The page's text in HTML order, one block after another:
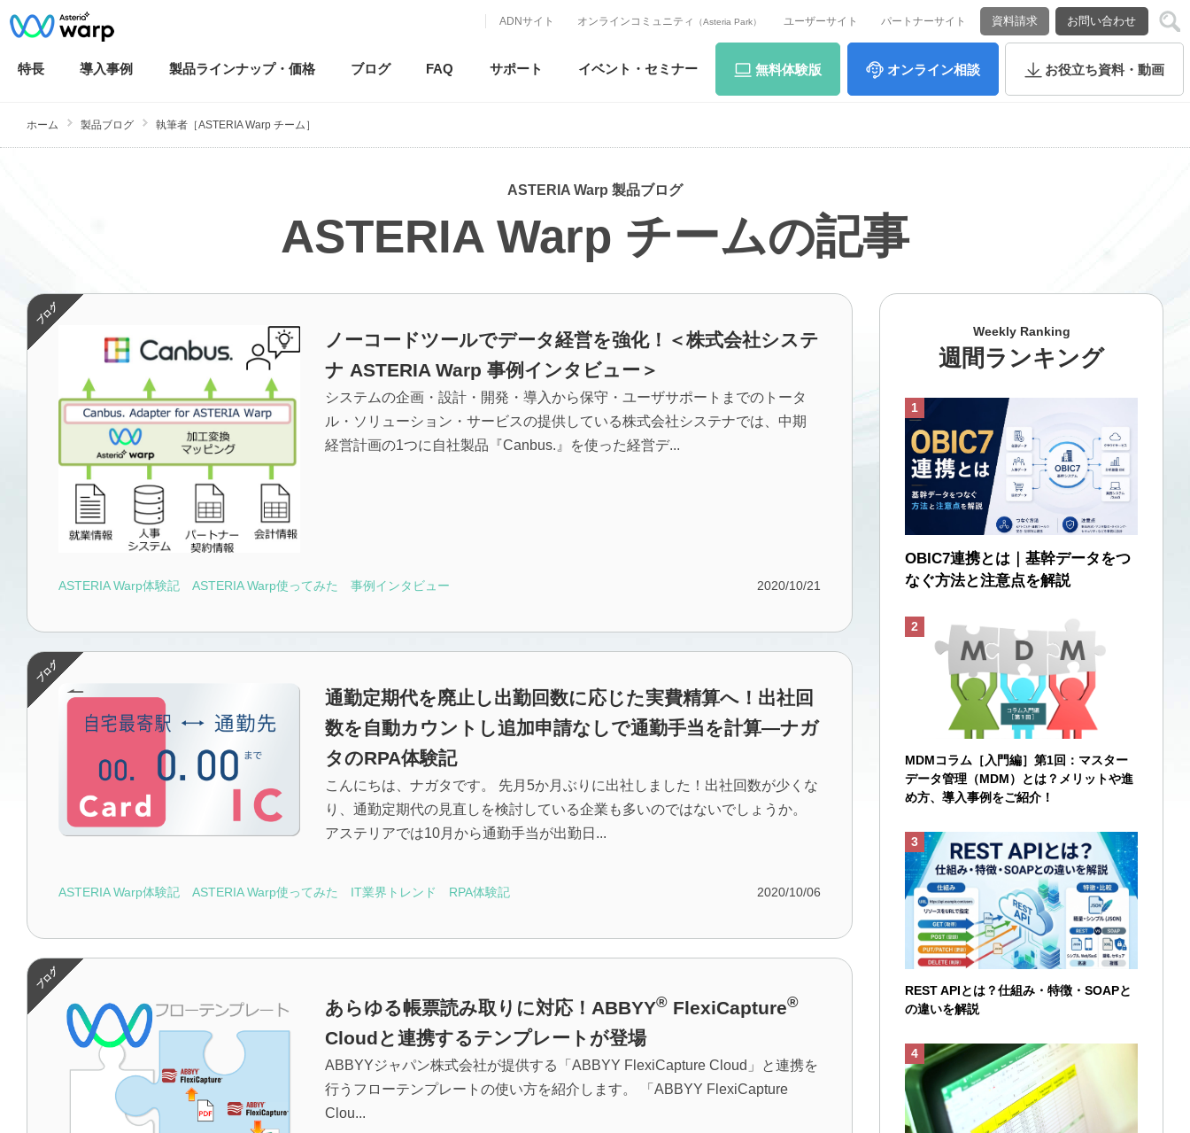
ADNサイト オンラインコミュニティ （Asteria Park） ユーザーサイト パートナーサイト 資料請求 お問い合わせ
特長 導入事例 製品ラインナップ・ 価格 ブログ FAQ サポート イベント・ セミナー 無料体験版 オンライン相談 お役立ち資料・動画
ホーム 製品ブログ 執筆者［ASTERIA Warp チーム］
ASTERIA Warp 製品ブログ
ASTERIA Warp チームの記事
ノーコードツールでデータ経営を強化！＜株式会社システ
ナ ASTERIA Warp 事例インタビュー＞
システムの企画・設計・開発・導入から保守・ユーザサポートまでのトータ
ル・ソリューション・サービスの提供している株式会社システナでは、中期
経営計画の1つに自社製品『Canbus.』を使った経営デ...
ASTERIA Warp体験記 ASTERIA Warp使ってみた 事例インタビュー 2020/10/21
通勤定期代を廃止し出勤回数に応じた実費精算へ！出社回
数を自動カウントし追加申請なしで通勤手当を計算―ナガ
タのRPA体験記
こんにちは、ナガタです。 先月5か月ぶりに出社しました！出社回数が少くな
り、通勤定期代の見直しを検討している企業も多いのではないでしょうか。
アステリアでは10月から通勤手当が出勤日...
ASTERIA Warp体験記 ASTERIA Warp使ってみた IT業界トレンド RPA体験記 2020/10/06
あらゆる帳票読み取りに対応！ABBYY® FlexiCapture®
Cloudと連携するテンプレートが登場
ABBYYジャパン株式会社が提供する「ABBYY FlexiCapture Cloud」と連携を
行うフローテンプレートの使い方を紹介します。 「ABBYY FlexiCapture
Clou...
Weekly Ranking
週間ランキング
OBIC7連携とは｜基幹データをつ
なぐ方法と注意点を解説
MDMコラム［入門編］第1回：マスター
データ管理（MDM）とは？メリットや進
め方、導入事例をご紹介！
REST APIとは？仕組み・特徴・SOAPと
の違いを解説